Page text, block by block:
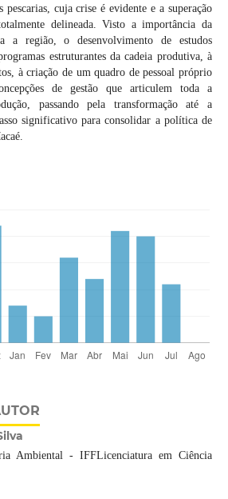
pescarias, cuja crise é evidente e a superação
delineada. Visto a importância da
a região, o desenvolvimento de estudos
estruturantes da cadeia produtiva, à
à criação de um quadro de pessoal próprio
de gestão que articulem toda a
passando pela transformação até a
significativo para consolidar a política de
Ambiental - IFFLicenciatura em Ciência